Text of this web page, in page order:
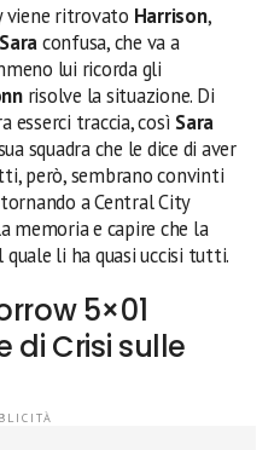
viene ritrovato Harrison,
Saraconfusa, che va a
lui ricorda gli
risolve la situazione. Di
esserci traccia, così Sara
squadra che le dice di aver
però, sembrano convinti
a Central City
memoria e capire che la
quale li ha quasi uccisi tutti.
5×01
di Crisi sulle